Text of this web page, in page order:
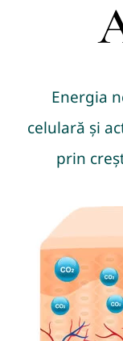
Energia
celulară și
prin